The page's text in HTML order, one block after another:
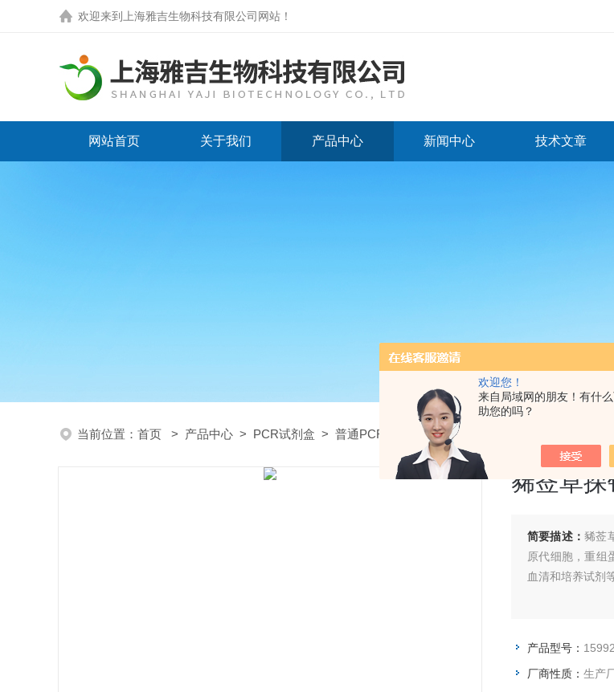
欢迎您！
来自局域网的朋友！有什
助您的吗？
欢迎来到 上海雅吉生物科技有限公司网站 ！
网站首页 关于我们 产品中心 新闻中心 技术文章
当前位置： 首页 > 产品中心 > PCR试剂盒 > 普通PCR检测试剂盒> 1599266豨莶草探针法PCR
豨莶草
简要描述： 豨莶
原代细胞，重组
血清和培养试剂
产品型号：
厂商性质： 生产